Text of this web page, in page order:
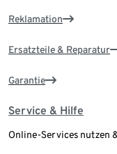
Reklamation
Ersatzteile & Reparatur
Garantie
Service & Hilfe
Online-Services nutzen